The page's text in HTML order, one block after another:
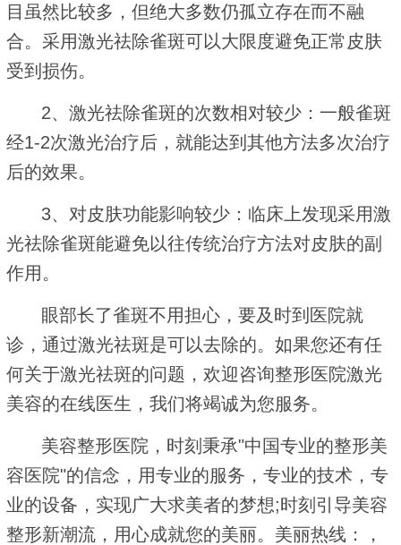
目虽然比较多，但绝大多数仍孤立存在而不融
合。采用激光祛除雀斑可以大限度避免正常皮肤
受到损伤。
2、激光祛除雀斑的次数相对较少：一般雀斑
经1-2次激光治疗后，就能达到其他方法多次治疗
后的效果。
3、对皮肤功能影响较少：临床上发现采用激
光祛除雀斑能避免以往传统治疗方法对皮肤的副
作用。
眼部长了雀斑不用担心，要及时到医院就
诊，通过激光祛斑是可以去除的。如果您还有任
何关于激光祛斑的问题，欢迎咨询整形医院激光
美容的在线医生，我们将竭诚为您服务。
美容整形医院，时刻秉承"中国专业的整形美
容医院"的信念，用专业的服务，专业的技术，专
业的设备，实现广大求美者的梦想;时刻引导美容
整形新潮流，用心成就您的美丽。美丽热线：，